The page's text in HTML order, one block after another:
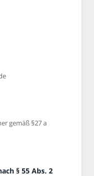
gemäß §27 a
§ 55 Abs. 2